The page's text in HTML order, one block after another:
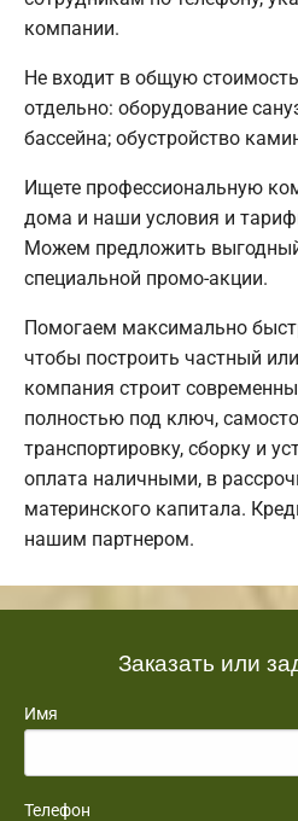
компании.
Не входит в общую
отдельно: оборудование
бассейна; обустройство
Ищете профессиональную
дома и наши условия и
Можем предложить
специальной промо-акции.
Помогаем максимально
чтобы построить частный
компания строит
полностью под ключ,
транспортировку, сборку и
оплата наличными, в
материнского капитала.
нашим партнером.
Заказать или
Имя
Телефон